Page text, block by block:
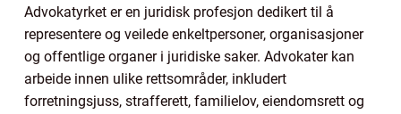
Advokatyrket er en juridisk profesjon dedikert til å
representere og veilede enkeltpersoner, organisasjoner
og offentlige organer i juridiske saker. Advokater kan
arbeide innen ulike rettsområder, inkludert
forretningsjuss, strafferett, familielov, eiendomsrett og